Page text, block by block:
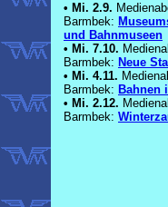
• Mi. 2.9.
Barmbek:
und Bahnmuseen
• Mi. 7.10.
Barmbek: Neue
• Mi. 4.11.
Barmbek: Bahnen
• Mi. 2.12.
Barmbek: